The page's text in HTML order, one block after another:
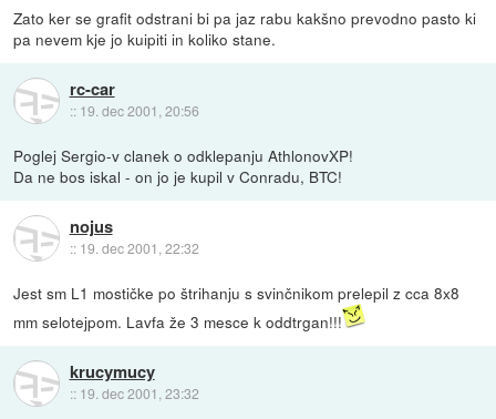
Zato ker se grafit odstrani bi pa jaz rabu kakšno prevodno pasto ki
pa nevem kje jo kuipiti in koliko stane.
rc-car
:: 19. dec 2001, 20:56
Poglej Sergio-v clanek o odklepanju AthlonovXP!
Da ne bos iskal - on jo je kupil v Conradu, BTC!
nojus
:: 19. dec 2001, 22:32
Jest sm L1 mostičke po štrihanju s svinčnikom prelepil z cca 8x8
mm selotejpom. Lavfa že 3 mesce k oddtrgan!!!
krucymucy
:: 19. dec 2001, 23:32